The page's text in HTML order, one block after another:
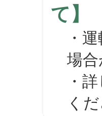
て】
・運
場合
・詳
くだ